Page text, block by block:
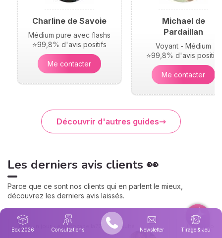
Charline de Savoie
Médium pure avec flashs
⭐99,8% d'avis positifs
Me contacter
Michael de
Pardaillan
Voyant - Médium
⭐99,8% d'avis positifs
Me contacter
Découvrir d'autres guides
Les derniers avis clients 👀
Parce que ce sont nos clients qui en parlent le mieux,
découvrez les derniers avis laissés.
il y a un jour - egyptozabella777 a consulté il y a un
Box 2026 Consultations Newsletter Tirage & Jeu